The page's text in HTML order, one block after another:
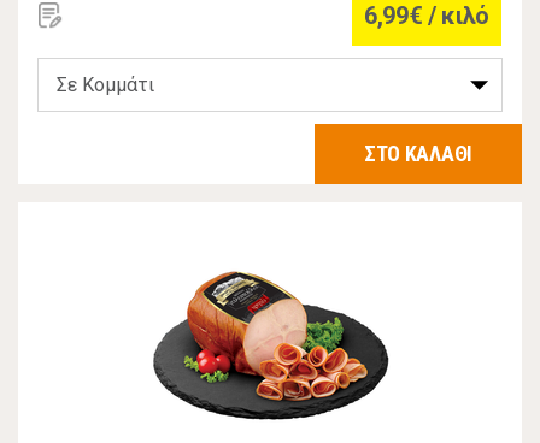
6,99€ / κιλό
ΣΤΟ ΚΑΛΑΘΙ